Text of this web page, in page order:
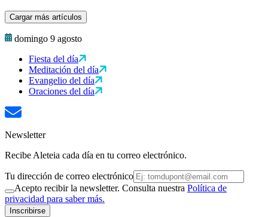
Cargar más artículos
domingo 9 agosto
Fiesta del día
Meditación del día
Evangelio del día
Oraciones del día
Newsletter
Recibe Aleteia cada día en tu correo electrónico.
Tu dirección de correo electrónico
Acepto recibir la newsletter. Consulta nuestra Política de
privacidad para saber más.
Inscribirse